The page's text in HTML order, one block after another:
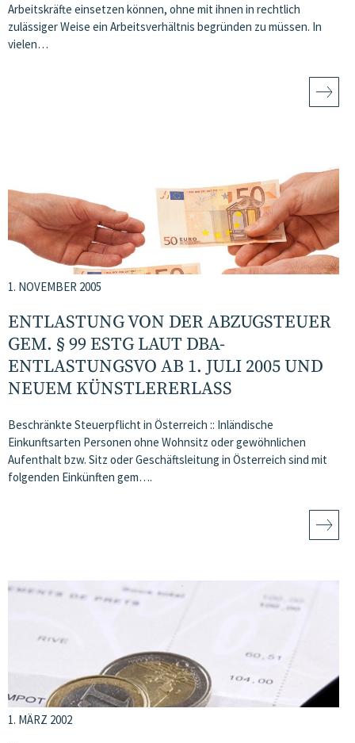
Arbeitskräfte einsetzen können, ohne mit ihnen in rechtlich
zulässiger Weise ein Arbeitsverhältnis begründen zu müssen. In
vielen…
1. NOVEMBER 2005
ENTLASTUNG VON DER ABZUGSTEUER
GEM. § 99 ESTG LAUT DBA-
ENTLASTUNGSVO AB 1. JULI 2005 UND
NEUEM KÜNSTLERERLASS
Beschränkte Steuerpflicht in Österreich :: Inländische
Einkunftsarten Personen ohne Wohnsitz oder gewöhnlichen
Aufenthalt bzw. Sitz oder Geschäftsleitung in Österreich sind mit
folgenden Einkünften gem….
1. MÄRZ 2002